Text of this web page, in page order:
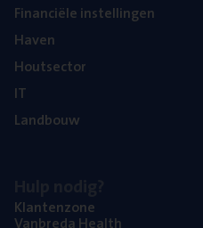
Finan­ci­ë­le instellingen
Haven
Hout­sec­tor
IT
Land­bouw
Klan­ten­zo­ne
Van­b­re­da Health